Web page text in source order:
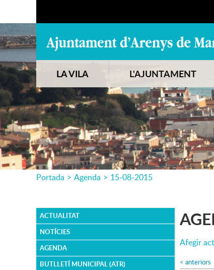
LA VILA L'AJUNTAMENT
Portada > Agenda > 15-08-2015
ACTUALITAT
NOTÍCIES
AGENDA
BUTLLETÍ MUNICIPAL (ATR)
Afegir
< anteriors